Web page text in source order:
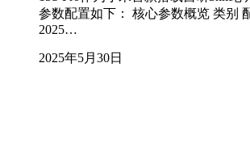
参数配置如下： 核心参数概览 类别
2025…
2025年5月30日